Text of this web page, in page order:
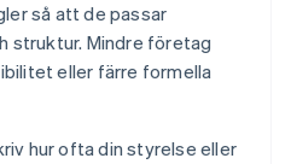
så att de passar
struktur. Mindre företag
eller färre formella
hur ofta din styrelse eller